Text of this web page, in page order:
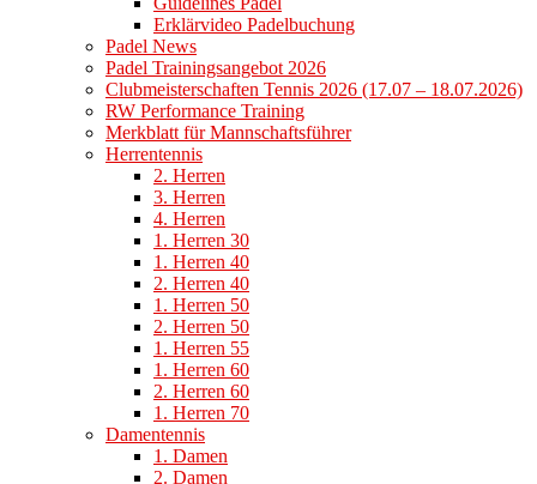
Erklärvideo Padelbuchung
Padel News
Padel Trainingsangebot 2026
Clubmeisterschaften Tennis 2026 (17.07 – 18.07.2026)
RW Performance Training
Merkblatt für Mannschaftsführer
Herrentennis
2. Herren
3. Herren
4. Herren
1. Herren 30
1. Herren 40
2. Herren 40
1. Herren 50
2. Herren 50
1. Herren 55
1. Herren 60
2. Herren 60
1. Herren 70
Damentennis
1. Damen
2. Damen